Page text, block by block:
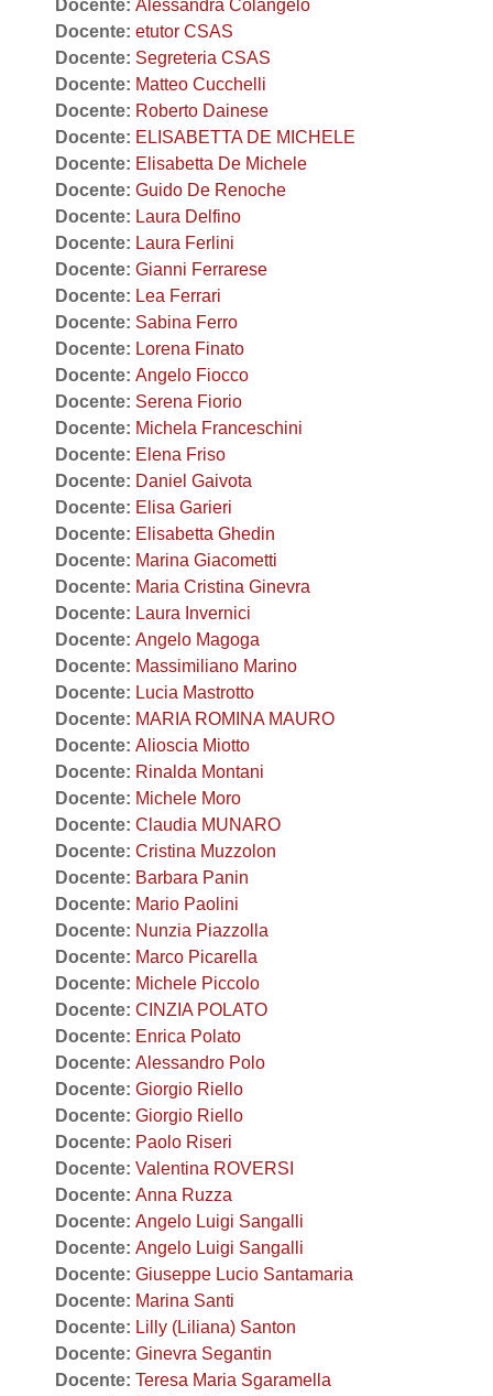
Docente: Alessandra Colangelo
Docente: etutor CSAS
Docente: Segreteria CSAS
Docente: Matteo Cucchelli
Docente: Roberto Dainese
Docente: ELISABETTA DE MICHELE
Docente: Elisabetta De Michele
Docente: Guido De Renoche
Docente: Laura Delfino
Docente: Laura Ferlini
Docente: Gianni Ferrarese
Docente: Lea Ferrari
Docente: Sabina Ferro
Docente: Lorena Finato
Docente: Angelo Fiocco
Docente: Serena Fiorio
Docente: Michela Franceschini
Docente: Elena Friso
Docente: Daniel Gaivota
Docente: Elisa Garieri
Docente: Elisabetta Ghedin
Docente: Marina Giacometti
Docente: Maria Cristina Ginevra
Docente: Laura Invernici
Docente: Angelo Magoga
Docente: Massimiliano Marino
Docente: Lucia Mastrotto
Docente: MARIA ROMINA MAURO
Docente: Alioscia Miotto
Docente: Rinalda Montani
Docente: Michele Moro
Docente: Claudia MUNARO
Docente: Cristina Muzzolon
Docente: Barbara Panin
Docente: Mario Paolini
Docente: Nunzia Piazzolla
Docente: Marco Picarella
Docente: Michele Piccolo
Docente: CINZIA POLATO
Docente: Enrica Polato
Docente: Alessandro Polo
Docente: Giorgio Riello
Docente: Giorgio Riello
Docente: Paolo Riseri
Docente: Valentina ROVERSI
Docente: Anna Ruzza
Docente: Angelo Luigi Sangalli
Docente: Angelo Luigi Sangalli
Docente: Giuseppe Lucio Santamaria
Docente: Marina Santi
Docente: Lilly (Liliana) Santon
Docente: Ginevra Segantin
Docente: Teresa Maria Sgaramella